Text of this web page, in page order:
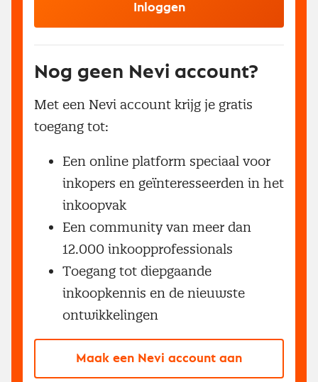
Inloggen
Nog geen Nevi account?
Met een Nevi account krijg je gratis
toegang tot:
Een online platform speciaal voor
inkopers en geïnteresseerden in het
inkoopvak
Een community van meer dan
12.000 inkoopprofessionals
Toegang tot diepgaande
inkoopkennis en de nieuwste
ontwikkelingen
Maak een Nevi account aan